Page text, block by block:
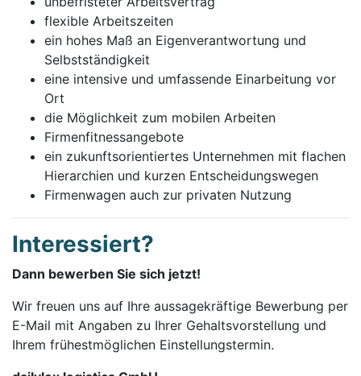
flexible Arbeitszeiten
ein hohes Maß an Eigenverantwortung und
Selbstständigkeit
eine intensive und umfassende Einarbeitung vor
Ort
die Möglichkeit zum mobilen Arbeiten
Firmenfitnessangebote
ein zukunftsorientiertes Unternehmen mit flachen
Hierarchien und kurzen Entscheidungswegen
Firmenwagen auch zur privaten Nutzung
Interessiert?
Dann bewerben Sie sich jetzt!
Wir freuen uns auf Ihre aussagekräftige Bewerbung per
E-Mail mit Angaben zu Ihrer Gehaltsvorstellung und
Ihrem frühestmöglichen Einstellungstermin.